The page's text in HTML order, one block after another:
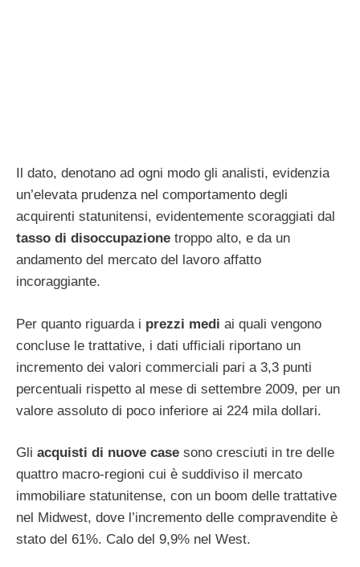
Il dato, denotano ad ogni modo gli analisti, evidenzia
un’elevata prudenza nel comportamento degli
acquirenti statunitensi, evidentemente scoraggiati dal
tasso di disoccupazione troppo alto, e da un
andamento del mercato del lavoro affatto
incoraggiante.
Per quanto riguarda i prezzi medi ai quali vengono
concluse le trattative, i dati ufficiali riportano un
incremento dei valori commerciali pari a 3,3 punti
percentuali rispetto al mese di settembre 2009, per un
valore assoluto di poco inferiore ai 224 mila dollari.
Gli acquisti di nuove case sono cresciuti in tre delle
quattro macro-regioni cui è suddiviso il mercato
immobiliare statunitense, con un boom delle trattative
nel Midwest, dove l’incremento delle compravendite è
stato del 61%. Calo del 9,9% nel West.